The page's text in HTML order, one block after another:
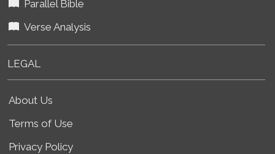
Parallel Bible
Verse Analysis
LEGAL
About Us
Terms of Use
Privacy Policy